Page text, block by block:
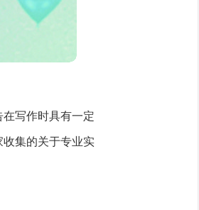
写作时具有一定
集的关于专业实